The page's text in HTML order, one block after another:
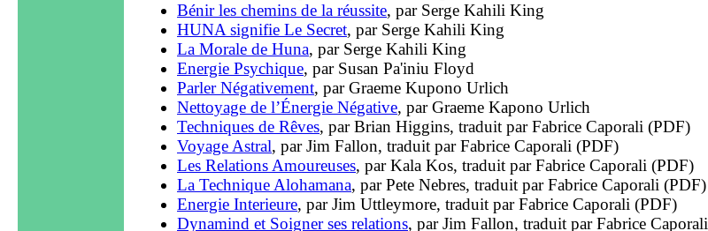
Bénir les chemins de la réussite, par Serge Kahili King
HUNA signifie Le Secret, par Serge Kahili King
La Morale de Huna, par Serge Kahili King
Energie Psychique, par Susan Pa'iniu Floyd
Parler Négativement, par Graeme Kupono Urlich
Nettoyage de l’Énergie Négative, par Graeme Kapono Urlich
Techniques de Rêves, par Brian Higgins, traduit par Fabrice Caporali (PDF)
Voyage Astral, par Jim Fallon, traduit par Fabrice Caporali (PDF)
Les Relations Amoureuses, par Kala Kos, traduit par Fabrice Caporali (PDF)
La Technique Alohamana, par Pete Nebres, traduit par Fabrice Caporali (PDF)
Energie Interieure, par Jim Uttleymore, traduit par Fabrice Caporali (PDF)
Dynamind et Soigner ses relations, par Jim Fallon, traduit par Fabrice Caporali